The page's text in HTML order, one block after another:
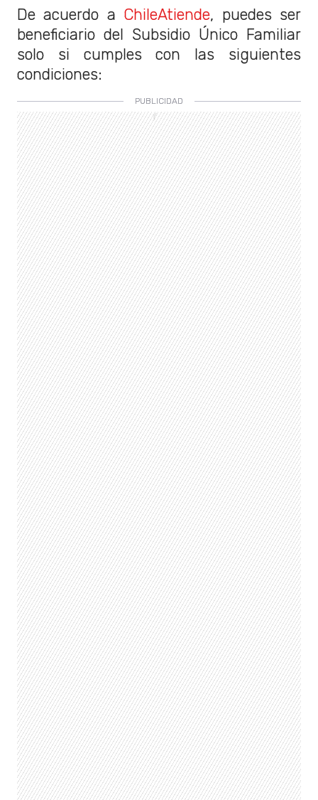
De acuerdo a ChileAtiende, puedes ser
beneficiario del Subsidio Único Familiar
solo si cumples con las siguientes
condiciones: